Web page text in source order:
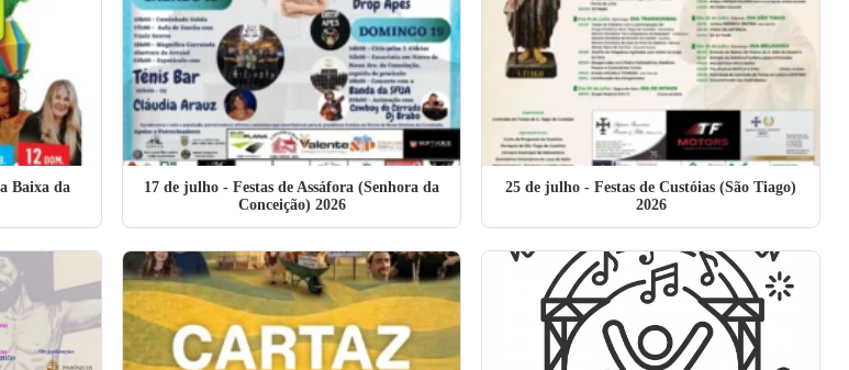
Baixa da
17 de julho - Festas de Assáfora (Senhora da
Conceição) 2026
25 de julho - Festas de Custóias (São Tiago)
2026